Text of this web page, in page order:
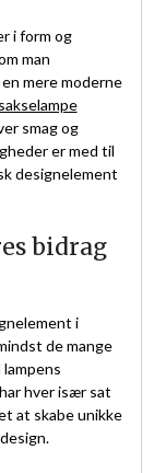
i form og
man
mere moderne
smag og
er med til
designelement
bidrag
i
de mange
hver især sat
at skabe unikke